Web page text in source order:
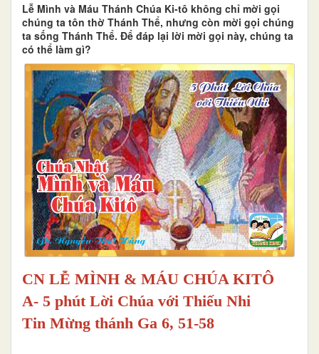
Lễ Mình và Máu Thánh Chúa Ki-tô không chỉ mời gọi
chúng ta tôn thờ Thánh Thể, nhưng còn mời gọi chúng
ta sống Thánh Thể. Để đáp lại lời mời gọi này, chúng ta
có thể làm gì?
CN LỄ MÌNH & MÁU CHÚA KITÔ
A- 5 phút Lời Chúa với Thiếu Nhi
Tin Mừng thánh Ga 6, 51-58